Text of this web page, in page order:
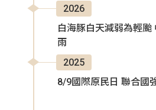
2026
白海豚白天減弱為輕颱
雨
2025
8/9國際原民日 聯合國